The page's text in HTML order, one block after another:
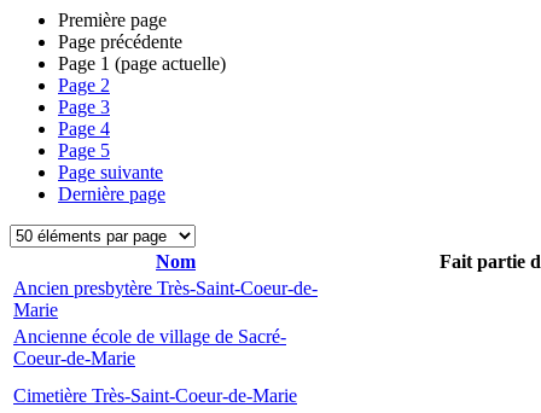
Première page
Page précédente
Page 1 (page actuelle)
Page 2
Page 3
Page 4
Page 5
Page suivante
Dernière page
Nom
Fait partie
Ancien presbytère Très-Saint-Coeur-de-
Marie
Ancienne école de village de Sacré-
Coeur-de-Marie
Cimetière Très-Saint-Coeur-de-Marie